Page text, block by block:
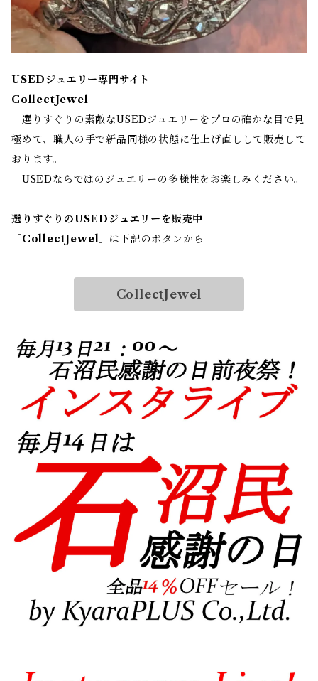
USEDジュエリー専門サイト
CollectJewel
選りすぐりの素敵なUSEDジュエリーをプロの確かな目で見
極めて、職人の手で新品同様の状態に仕上げ直しして販売して
おります。
USEDならではのジュエリーの多様性をお楽しみください。
選りすぐりのUSEDジュエリーを販売中
「CollectJewel 」は下記のボタンから
CollectJewel